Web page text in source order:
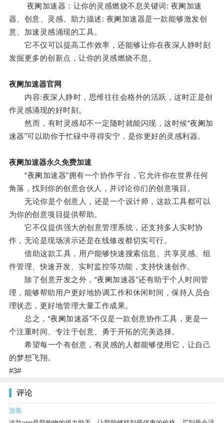
夜阑加速器：让你的灵感燃烧不息关键词: 夜阑加速
器、创意、灵感、助力描述: 夜阑加速器是一款能够激发创
意、加速灵感涌现的工具。
它不仅可以提高工作效率，还能够让你在夜深人静时刻
发掘更多的创新点，让你的灵感燃烧不息。
夜阑加速器官网
内容:夜深人静时，思维往往会格外的活跃，这时正是创
作灵感涌现的好时刻。
然而，有时灵感却不一定随时就能闪现，这时候“夜阑加
速器”可以助你于忙碌中寻得安宁，是你更好的灵感利器。
夜阑加速器永久免费加速
“夜阑加速器”拥有一个协作平台，它允许你在世界任何
角落，找到你的创意合伙人，并讨论你们的创意项目。
无论你是个创意人，还是一个设计师，这款工具都可以
为你的创意项目提供帮助。
它不仅提供强大的创意管理系统，还支持多人实时协
作，无论是现场演示还是在线修改都切实可行。
借助这款工具，用户能够快速搜索信息、共享灵感、组
件管理、快速开发、实时监控等功能，支持快速创作。
除了创意开发之外，“夜阑加速器”还有助于个人时间管
理，能够帮助用户更好地协调工作和休闲时间，保持人员合
理状态，更好地管理大量工作成果。
总之，“夜阑加速器”不仅是一款创意协作工具，更是一
个注重时间、专注于创意、勇于开拓的完美选择。
希望每一个有创意，有灵感的人都能够使用它，让自己
的梦想飞翔。
#3#
评论
游客